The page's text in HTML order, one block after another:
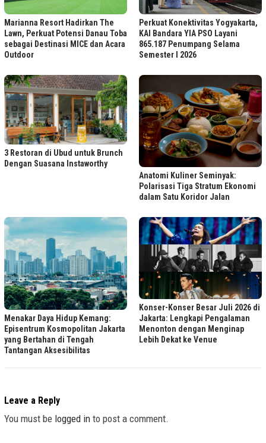
Marianna Resort Hadirkan The
Lawn, Perkuat Potensi Danau Toba
sebagai Destinasi MICE dan Acara
Outdoor
Perkuat Konektivitas Yogyakarta,
KAI Bandara YIA PSO Layani
865.187 Penumpang Selama
Semester I 2026
3 Restoran di Ubud untuk Brunch
Dengan Suasana Instaworthy
Anatomi Kuliner Seminyak:
Polarisasi Tiga Stratum Ekonomi
dalam Satu Koridor Jalan
Menakar Daya Hidup Kemang:
Episentrum Kosmopolitan Jakarta
yang Bertahan di Tengah
Tantangan Aksesibilitas
Konser-Konser Besar Juli 2026 di
Jakarta: Lengkapi Pengalaman
Menonton dengan Menginap
Lebih Dekat ke Venue
Leave a Reply
You must be logged in to post a comment.